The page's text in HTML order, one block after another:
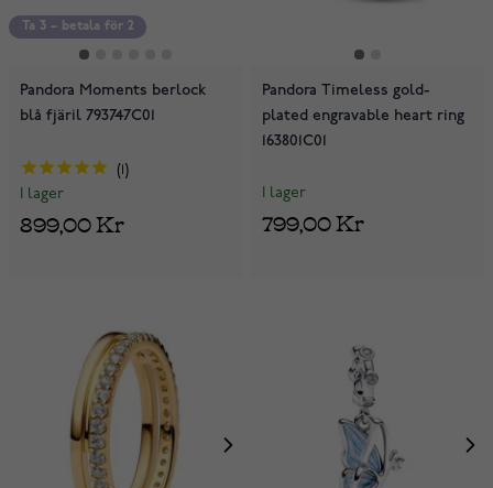
Ta 3 – betala för 2
Pandora Moments berlock
blå fjäril 793747C01
I lager
899,00 Kr
Pandora Timeless gold-
plated engravable heart ring
163801C01
I lager
799,00 Kr